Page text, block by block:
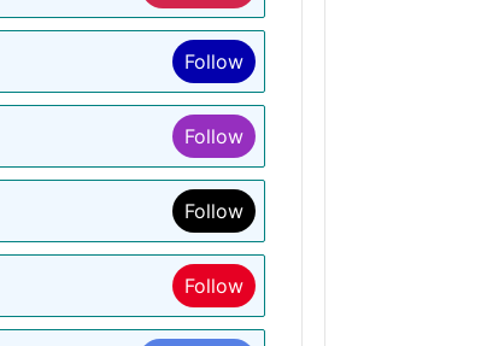
Follow
Follow
Follow
Follow